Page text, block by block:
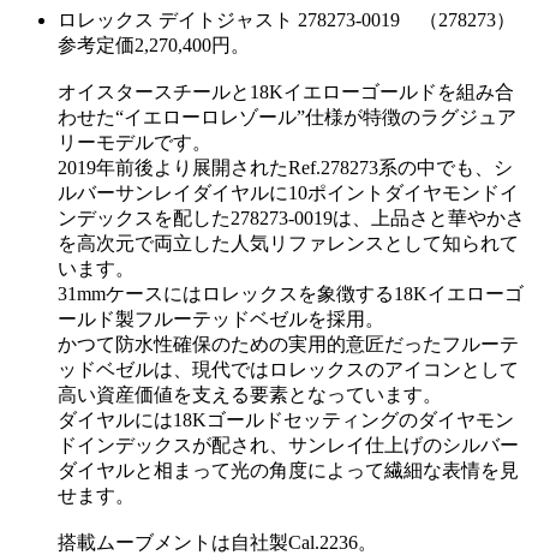
ロレックス デイトジャスト 278273-0019 （278273）
参考定価2,270,400円。
オイスタースチールと18Kイエローゴールドを組み合
わせた“イエローロレゾール”仕様が特徴のラグジュア
リーモデルです。
2019年前後より展開されたRef.278273系の中でも、シ
ルバーサンレイダイヤルに10ポイントダイヤモンドイ
ンデックスを配した278273-0019は、上品さと華やかさ
を高次元で両立した人気リファレンスとして知られて
います。
31mmケースにはロレックスを象徴する18Kイエローゴ
ールド製フルーテッドベゼルを採用。
かつて防水性確保のための実用的意匠だったフルーテ
ッドベゼルは、現代ではロレックスのアイコンとして
高い資産価値を支える要素となっています。
ダイヤルには18Kゴールドセッティングのダイヤモン
ドインデックスが配され、サンレイ仕上げのシルバー
ダイヤルと相まって光の角度によって繊細な表情を見
せます。
搭載ムーブメントは自社製Cal.2236。